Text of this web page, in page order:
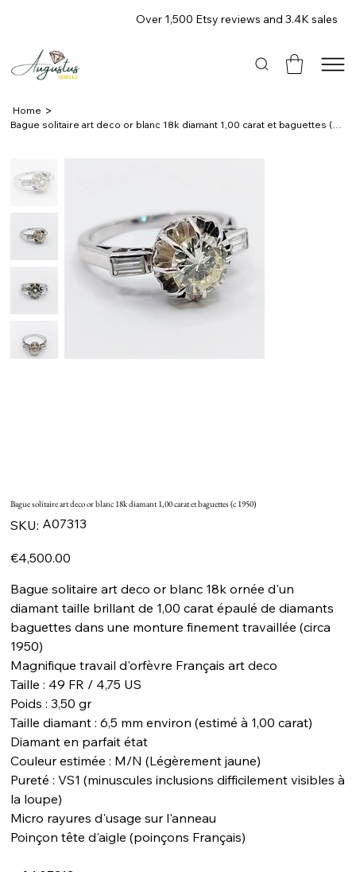
Over 1,500 Etsy reviews and 3.4K sales
Home >
Bague solitaire art deco or blanc 18k diamant 1,00 carat et baguettes (c 1950)
Bague solitaire art deco or blanc 18k diamant 1,00 carat et baguettes (c 1950)
SKU:
SKU
A07313
A07313
€4,500.00
Bague solitaire art deco or blanc 18k ornée d'un
diamant taille brillant de 1,00 carat épaulé de diamants
baguettes dans une monture finement travaillée (circa
1950)
Magnifique travail d'orfèvre Français art deco
Taille : 49 FR / 4,75 US
Poids : 3,50 gr
Taille diamant : 6,5 mm environ (estimé à 1,00 carat)
Diamant en parfait état
Couleur estimée : M/N (Légèrement jaune)
Pureté : VS1 (minuscules inclusions difficilement visibles à
la loupe)
Micro rayures d'usage sur l'anneau
Poinçon tête d'aigle (poinçons Français)